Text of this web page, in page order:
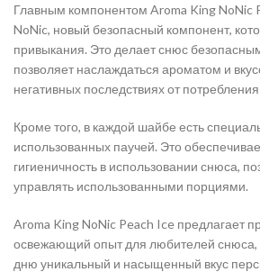
Главным компонентом Aroma King NoNic
NoNic, новый безопасный компонент,
привыкания. Это делает снюс
позволяет наслаждаться ароматом и
негативных последствиях от
Кроме того, в каждой шайбе есть
использованных паучей. Это
гигиеничность в использовании снюса,
управлять использованными порциями.
Aroma King NoNic Peach Ice предлагает
освежающий опыт для любителей
дню уникальный и насыщенный вкус